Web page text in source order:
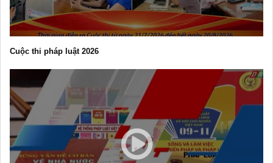
Cuộc thi pháp luật 2026